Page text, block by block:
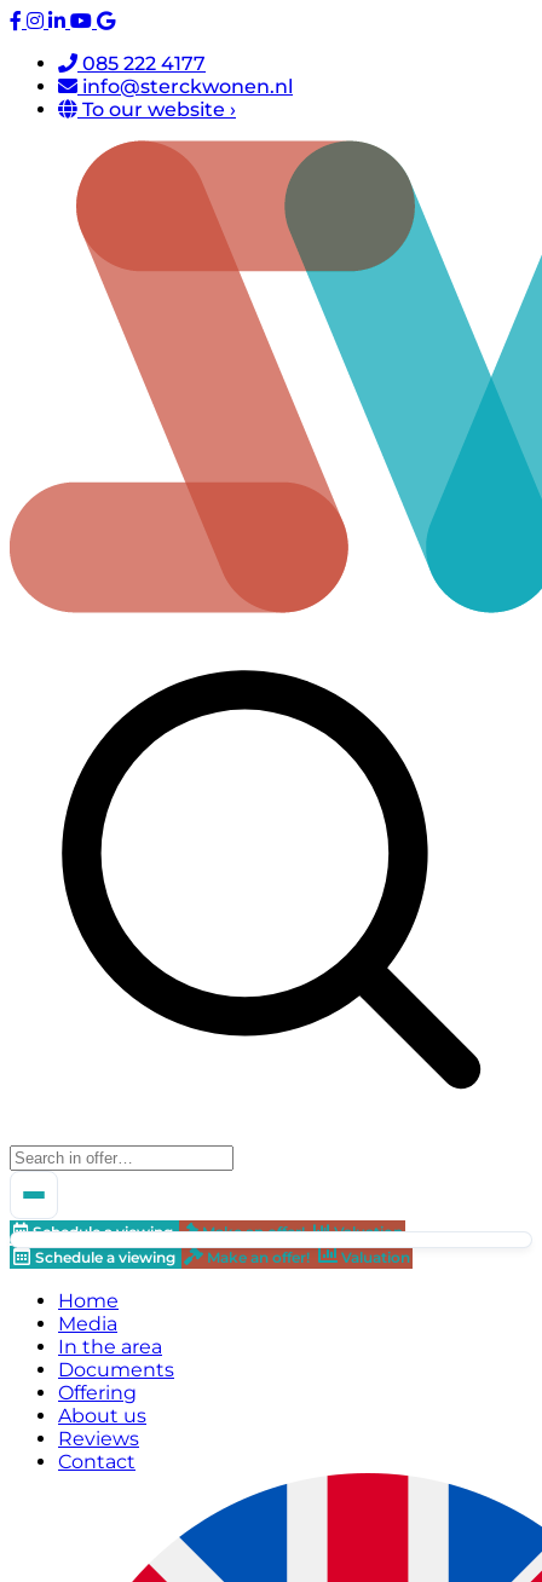
085 222 4177
info@sterckwonen.nl
To our website ›
Schedule a viewing Make an offer!
Valuation
Schedule a viewing
Make an offer! Valuation
Home
Media
In the area
Documents
Offering
About us
Reviews
Contact